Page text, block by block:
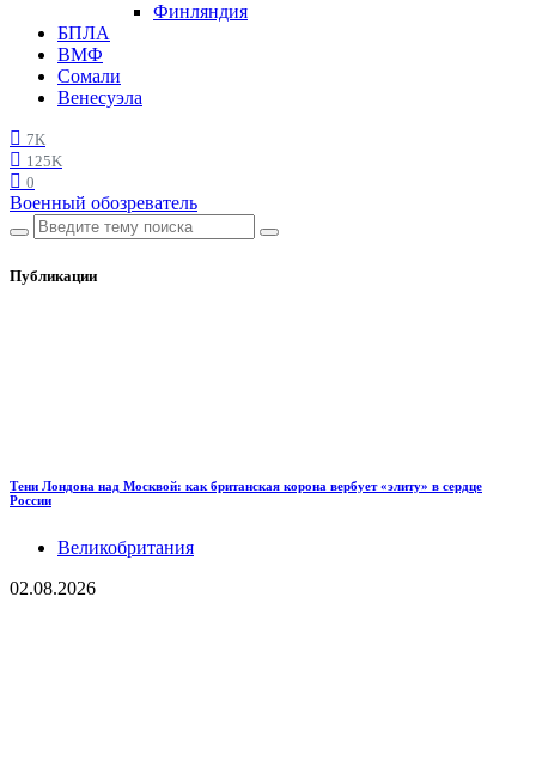
Финляндия
БПЛА
ВМФ
Сомали
Венесуэла
7K
125K
0
Военный обозреватель
Публикации
Тени Лондона над Москвой: как британская корона вербует «элиту» в сердце
России
Великобритания
02.08.2026